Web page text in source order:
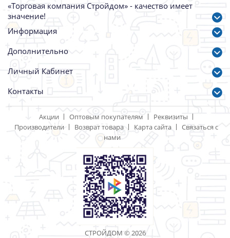
«Торговая компания Стройдом» - качество имеет
значение!
Информация
Дополнительно
Личный Кабинет
Контакты
Акции Оптовым покупателям
Реквизиты
Производители
Возврат товара Карта сайта
Связаться с
нами
СТРОЙДОМ © 2026